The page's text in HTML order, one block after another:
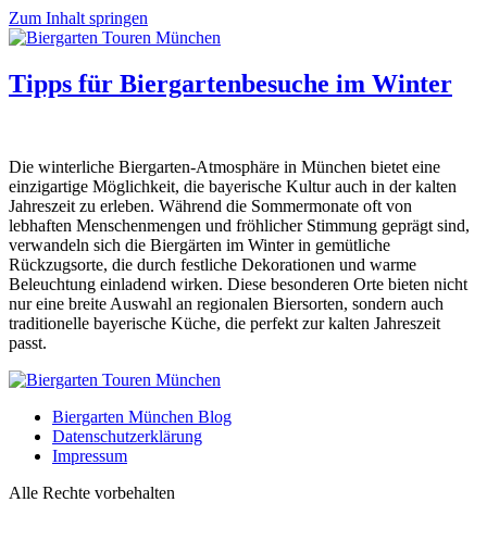
Zum Inhalt springen
Tipps für Biergartenbesuche im Winter
Die winterliche Biergarten-Atmosphäre in München bietet eine
einzigartige Möglichkeit, die bayerische Kultur auch in der kalten
Jahreszeit zu erleben. Während die Sommermonate oft von
lebhaften Menschenmengen und fröhlicher Stimmung geprägt sind,
verwandeln sich die Biergärten im Winter in gemütliche
Rückzugsorte, die durch festliche Dekorationen und warme
Beleuchtung einladend wirken. Diese besonderen Orte bieten nicht
nur eine breite Auswahl an regionalen Biersorten, sondern auch
traditionelle bayerische Küche, die perfekt zur kalten Jahreszeit
passt.
Biergarten München Blog
Datenschutzerklärung
Impressum
Alle Rechte vorbehalten